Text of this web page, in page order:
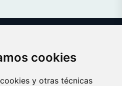
cookies
y otras técnicas